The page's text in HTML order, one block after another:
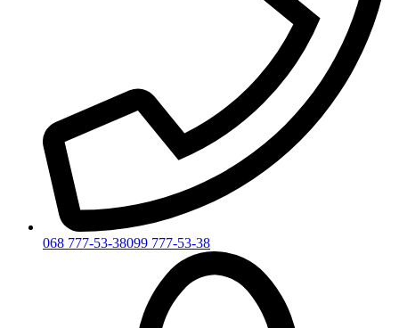
068 777-53-38099 777-53-38